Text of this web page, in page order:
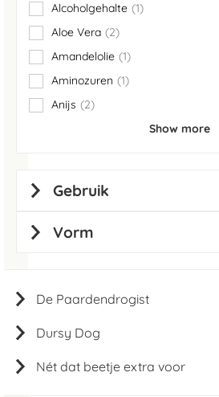
De Paardendrogist
Dursy Dog
Nét dat beetje extra voor
Alcoholgehalte 1
item
Aloe Vera
2
items
Amandelolie 1
item
Aminozuren
1
item
Anijs
2
items
Show more
Gebruik
Vorm